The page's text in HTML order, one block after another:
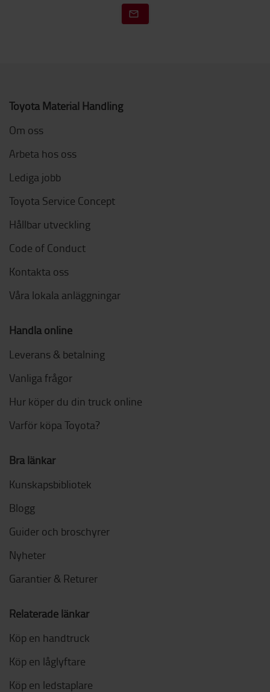
Toyota Material Handling
Om oss
Arbeta hos oss
Lediga jobb
Toyota Service Concept
Hållbar utveckling
Code of Conduct
Kontakta oss
Våra lokala anläggningar
Handla online
Leverans & betalning
Vanliga frågor
Hur köper du din truck online
Varför köpa Toyota?
Bra länkar
Kunskapsbibliotek
Blogg
Guider och broschyrer
Nyheter
Garantier & Returer
Relaterade länkar
Köp en handtruck
Köp en låglyftare
Köp en ledstaplare